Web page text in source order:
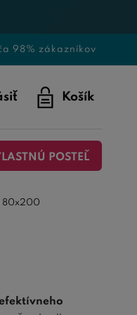
98% zákazníkov
Košík
POSTEĽ
80x200